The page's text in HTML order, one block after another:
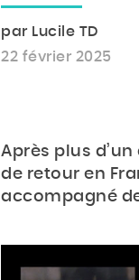
par Lucile TD
22 février 2025
Après plus
de retour en
accompagné de